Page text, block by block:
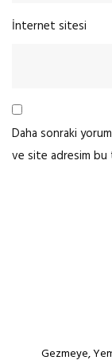
İnternet sitesi
Daha sonraki
ve site adresim bu
Gezmeye,